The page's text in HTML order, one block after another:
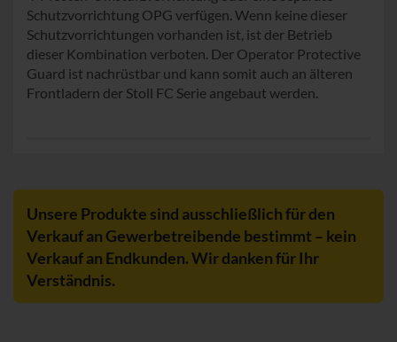
Schutzvorrichtung OPG verfügen. Wenn keine dieser
Schutzvorrichtungen vorhanden ist, ist der Betrieb
dieser Kombination verboten. Der Operator Protective
Guard ist nachrüstbar und kann somit auch an älteren
Frontladern der Stoll FC Serie angebaut werden.
Unsere Produkte sind ausschließlich für den
Verkauf an Gewerbetreibende bestimmt – kein
Verkauf an Endkunden. Wir danken für Ihr
Verständnis.